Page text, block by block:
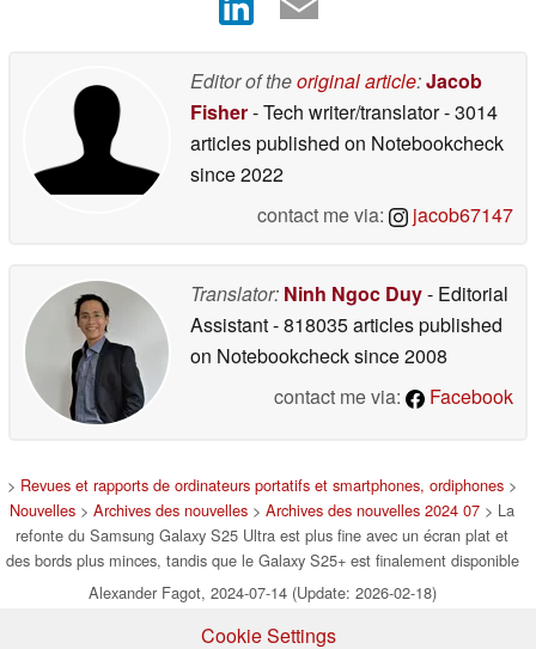
Editor of theoriginal article:Jacob
Fisher- Tech writer/translator- 3014
articles published on Notebookcheck
since 2022
contact me via:
jacob67147
Translator: Ninh Ngoc Duy- Editorial
Assistant- 818035 articles published
on Notebookchecksince 2008
contact me via:
Facebook
> Revues et rapports de ordinateurs portatifs et smartphones, ordiphones >
Nouvelles > Archives des nouvelles > Archives des nouvelles 2024 07 > La
refonte du Samsung Galaxy S25 Ultra est plus fine avec un écran plat et
des bords plus minces, tandis que le Galaxy S25+ est finalement disponible
Alexander Fagot, 2024-07-14 (Update: 2026-02-18)
Cookie Settings